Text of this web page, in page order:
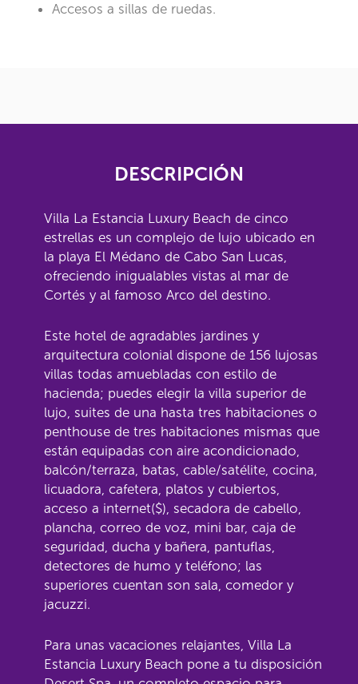
Accesos a sillas de ruedas.
DESCRIPCIÓN
Villa La Estancia Luxury Beach de cinco
estrellas es un complejo de lujo ubicado en
la playa El Médano de Cabo San Lucas,
ofreciendo inigualables vistas al mar de
Cortés y al famoso Arco del destino.
Este hotel de agradables jardines y
arquitectura colonial dispone de 156 lujosas
villas todas amuebladas con estilo de
hacienda; puedes elegir la villa superior de
lujo, suites de una hasta tres habitaciones o
penthouse de tres habitaciones mismas que
están equipadas con aire acondicionado,
balcón/terraza, batas, cable/satélite, cocina,
licuadora, cafetera, platos y cubiertos,
acceso a internet($), secadora de cabello,
plancha, correo de voz, mini bar, caja de
seguridad, ducha y bañera, pantuflas,
detectores de humo y teléfono; las
superiores cuentan son sala, comedor y
jacuzzi.
Para unas vacaciones relajantes, Villa La
Estancia Luxury Beach pone a tu disposición